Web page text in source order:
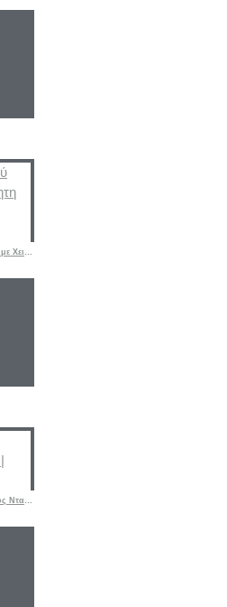
Σετ Βάπτισης Κοριτσιού Cherry Bow με Χειροποίητη Ζωγραφισμένη Βαλίτσα Τρόλεϊ
Ευχολόγιο Βάπτισης Αγοριού "Μικρός Νταής" | Χειροποίητο